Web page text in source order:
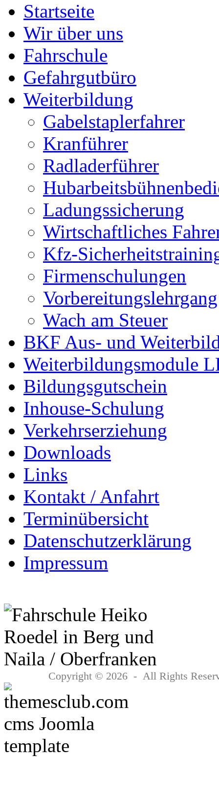
Startseite
Wir über uns
Fahrschule
Gefahrgutbüro
Weiterbildung
Gabelstaplerfahrer
Kranführer
Radladerführer
Ladungssicherung
Wirtschaftliches
Kfz-
Firmenschulungen
Wach am Steuer
BKF Aus- und
Weiterbildungsmodule
Bildungsgutschein
Inhouse-Schulung
Verkehrserziehung
Downloads
Links
Kontakt / Anfahrt
Terminübersicht
Datenschutzerklärung
Impressum
Copyright © 2026 - All Rights